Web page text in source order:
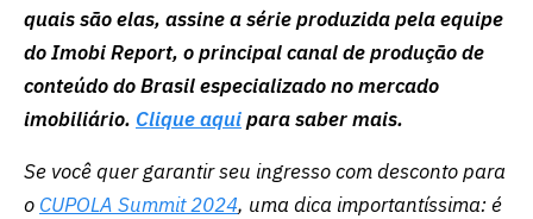
quais são elas, assine a série produzida pela equipe
do Imobi Report, o principal canal de produção de
conteúdo do Brasil especializado no mercado
imobiliário. Clique aquipara saber mais.
Se você quer garantir seu ingresso com desconto para
o CUPOLA Summit 2024, uma dica importantíssima: é